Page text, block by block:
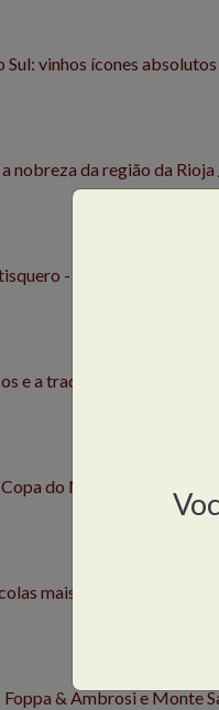
vinhos ícones absolutos
nobreza da região da
- Chile / Cantu
e a tradição de Módena –
do Mundo dos vinhos
mais admiradas do
& Ambrosi e Monte